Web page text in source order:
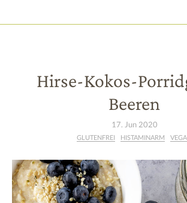
HAUPTNAVIGATION
Hirse-Kokos-
Beeren
17. Jun 2020
GLUTENFREI HISTAMINARM